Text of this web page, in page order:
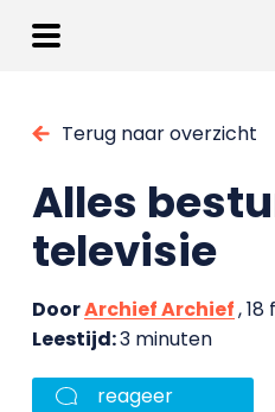
Terug naar overzicht
Alles
televisie
DoorArchief Archief,
Leestijd:3 minuten
reageer